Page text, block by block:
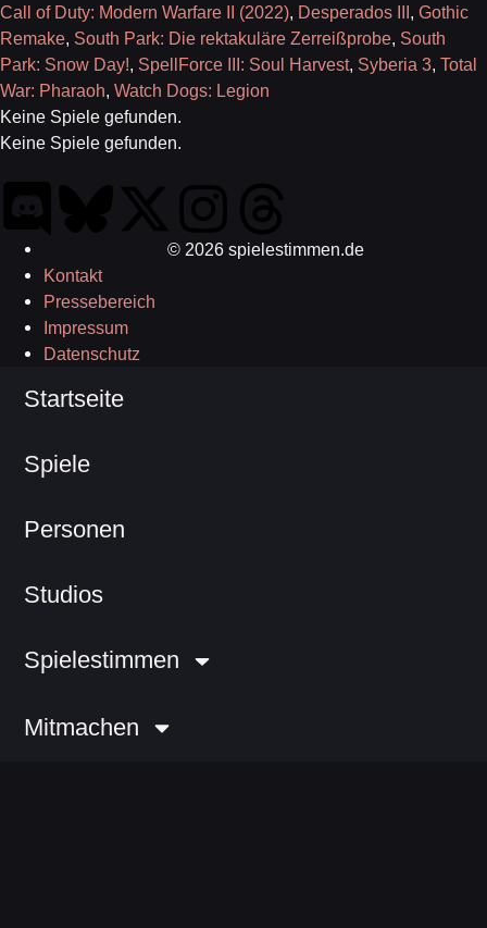
Call of Duty: Modern Warfare II (2022), Desperados III, Gothic
Remake, South Park: Die rektakuläre Zerreißprobe, South
Park: Snow Day!, SpellForce III: Soul Harvest, Syberia 3, Total
War: Pharaoh, Watch Dogs: Legion
Keine Spiele gefunden.
Keine Spiele gefunden.
© 2026 spielestimmen.de
Kontakt
Pressebereich
Impressum
Datenschutz
Startseite
Spiele
Personen
Studios
Spielestimmen
Mitmachen